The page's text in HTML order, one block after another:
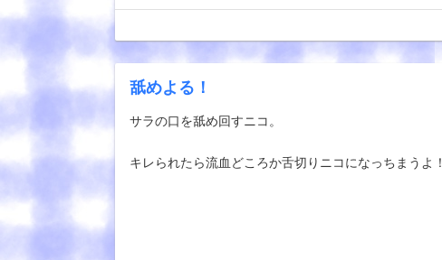
舐めよる！
サラの口を舐め回すニコ。
キレられたら流血どころか舌切りニコになっちまうよ！